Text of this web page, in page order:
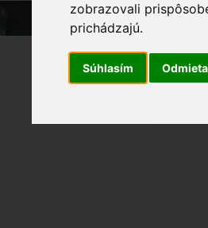
zobrazovali
prichádzajú.
Súhlasím
Úvod